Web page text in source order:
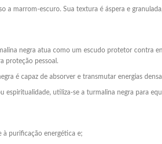
a marrom-escuro. Sua textura é áspera e
negra atua como um escudo protetor contra
proteção pessoal.
é capaz de absorver e transmutar energias
espiritualidade, utiliza-se a turmalina negra para
à purificação energética e;